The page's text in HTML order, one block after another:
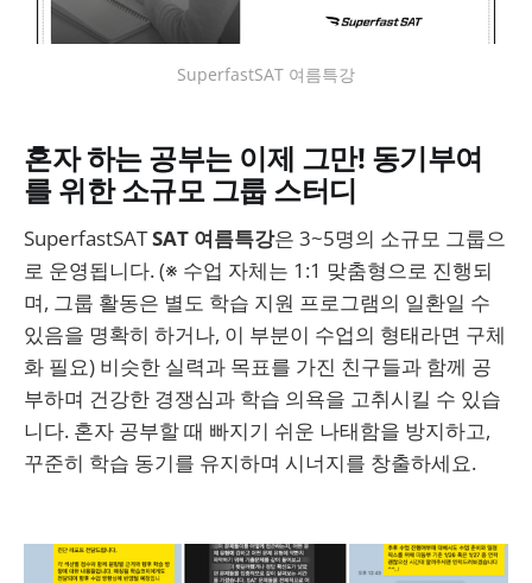
SuperfastSAT 여름특강
혼자 하는 공부는 이제 그만! 동기부여
를 위한 소규모 그룹 스터디
SuperfastSATSAT 여름특강은 3~5명의 소규모 그룹으
로 운영됩니다. (※ 수업 자체는 1:1 맞춤형으로 진행되
며, 그룹 활동은 별도 학습 지원 프로그램의 일환일 수
있음을 명확히 하거나, 이 부분이 수업의 형태라면 구체
화 필요) 비슷한 실력과 목표를 가진 친구들과 함께 공
부하며 건강한 경쟁심과 학습 의욕을 고취시킬 수 있습
니다. 혼자 공부할 때 빠지기 쉬운 나태함을 방지하고,
꾸준히 학습 동기를 유지하며 시너지를 창출하세요.